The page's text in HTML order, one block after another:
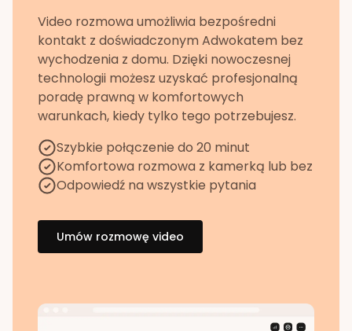
Video rozmowa umożliwia bezpośredni
kontakt z doświadczonym Adwokatem bez
wychodzenia z domu. Dzięki nowoczesnej
technologii możesz uzyskać profesjonalną
poradę prawną w komfortowych
warunkach, kiedy tylko tego potrzebujesz.
Szybkie połączenie do 20 minut
Komfortowa rozmowa z kamerką lub bez
Odpowiedź na wszystkie pytania
Umów rozmowę video